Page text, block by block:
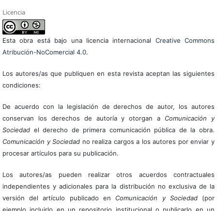
Licencia
Esta obra está bajo una licencia internacional Creative Commons
Atribución-NoComercial 4.0.
Los autores/as que publiquen en esta revista aceptan las siguientes
condiciones:
De acuerdo con la legislación de derechos de autor, los autores
conservan los derechos de autoría y otorgan a Comunicación y
Sociedadel derecho de primera comunicación pública de la obra.
Comunicación y Sociedad no realiza cargos a los autores por enviar y
procesar artículos para su publicación.
Los autores/as pueden realizar otros acuerdos contractuales
independientes y adicionales para la distribución no exclusiva de la
versión del artículo publicado en Comunicación y Sociedad(por